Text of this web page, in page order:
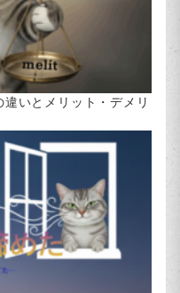
いとメリット・デメリ